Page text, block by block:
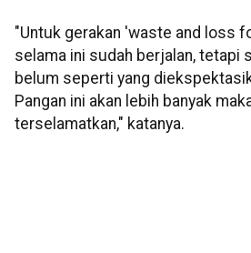
"Untuk gerakan 'waste and loss
selama ini sudah berjalan, tetapi
belum seperti yang
Pangan ini akan lebih banyak
terselamatkan," katanya.